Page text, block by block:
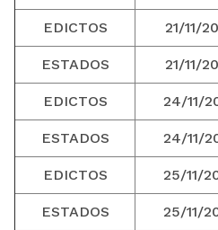
EDICTOS 21/11/
ESTADOS 21/11/
EDICTOS 24/11/
ESTADOS 24/11/
EDICTOS 25/11/
ESTADOS 25/11/